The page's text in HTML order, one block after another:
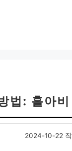
법: 홀아
2024-10-22